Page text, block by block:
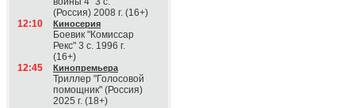
(Россия) 2008 г. (16+)
12:10
Киносерия
Боевик "Комиссар
Рекс" 3 с. 1996 г.
(16+)
12:45
Кинопремьера
Триллер "Голосовой
помощник" (Россия)
2025 г. (18+)